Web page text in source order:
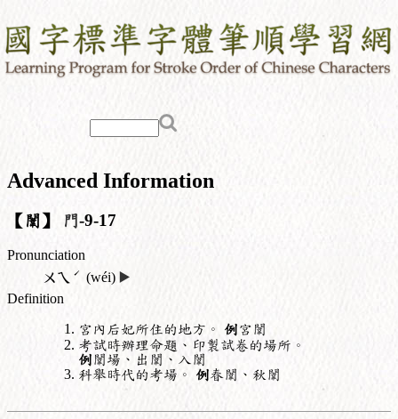
Advanced Information
【闈】 門 -9-17
Pronunciation
ㄨㄟ ˊ (wéi) ▶️
Definition
宮內后妃所住的地方。 例宮闈
考試時辦理命題、印製試卷的場所。
例闈場、出闈、入闈
科舉時代的考場。 例春闈、秋闈